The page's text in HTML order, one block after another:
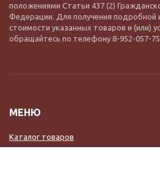
положениями Статьи 437 (2)
Федерации. Для получения подробной
стоимости указанных товаров и (или)
обращайтесь по телефону 8-952-057-
МЕНЮ
Каталог товаров